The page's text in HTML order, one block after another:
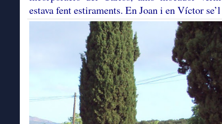
estava fent estiraments. En Joan i en Víctor